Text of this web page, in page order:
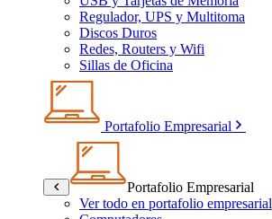
Regulador, UPS y Multitoma
Discos Duros
Redes, Routers y Wifi
Sillas de Oficina
Portafolio Empresarial
Portafolio Empresarial
Ver todo en portafolio empresarial